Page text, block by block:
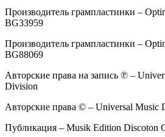
Производитель грампластинки –
BG33959
Производитель грампластинки –
BG88069
Авторские права на запись ℗ –
Division
Авторские права © – Universal Music
Публикация – Musik Edition Discoton